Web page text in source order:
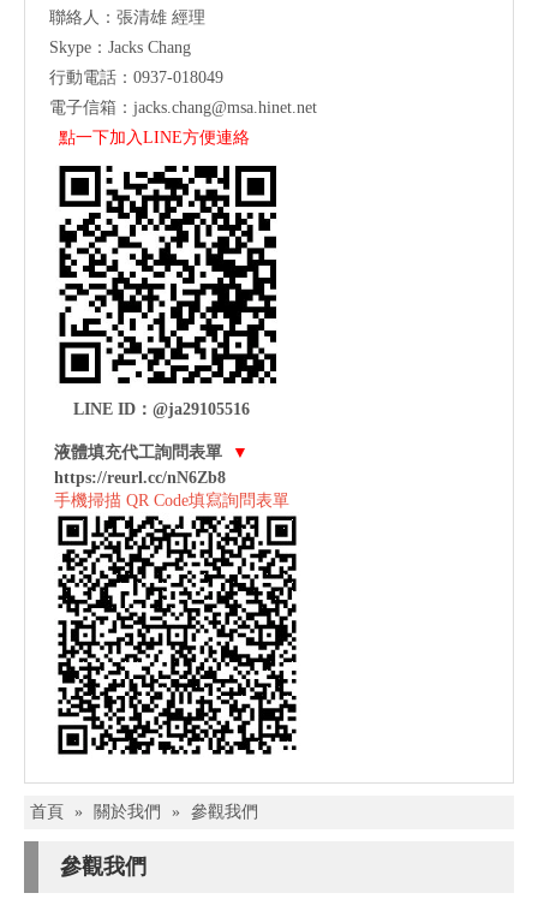
聯絡人：張清雄 經理
Skype：Jacks Chang
行動電話：0937-018049
電子信箱： jacks.chang@msa.hinet.net
點一下加入LINE方便連絡
LINE ID：@ja29105516
液體填充代工詢問表單
▼
https://reurl.cc/nN6Zb8
手機掃描 QR Code填寫詢問表單
首頁 » 關於我們 » 參觀我們
參觀我們